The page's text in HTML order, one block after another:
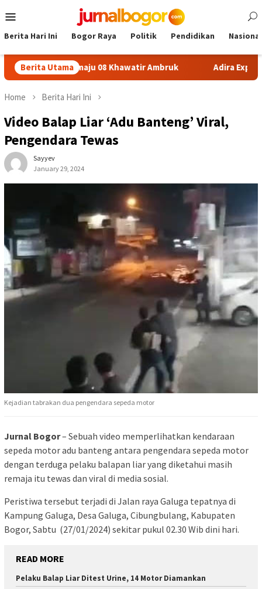
to
Menu
Berita Hari Ini Bogor Raya Politik Pendidikan Nasional
Berita Utama
Sukamaju 08 Khawatir Ambruk Adira Expo Merdeka
Home Berita Hari Ini
Video Balap Liar ‘Adu Banteng’ Viral,
Pengendara Tewas
Sayyev
January 29, 2024
Kejadian tabrakan dua pengendara sepeda motor
Jurnal Bogor– Sebuah video memperlihatkan kendaraan
sepeda motor adu banteng antara pengendara sepeda motor
dengan terduga pelaku balapan liar yang diketahui masih
remaja itu tewas dan viral di media sosial.
Peristiwa tersebut terjadi di Jalan raya Galuga tepatnya di
Kampung Galuga, Desa Galuga, Cibungbulang, Kabupaten
Bogor, Sabtu (27/01/2024) sekitar pukul 02.30 Wib dini hari.
READ MORE
Pelaku Balap Liar Ditest Urine, 14 Motor Diamankan